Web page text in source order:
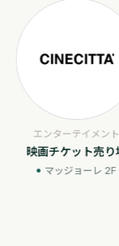
テイメント
ット売り場
ョーレ 2F